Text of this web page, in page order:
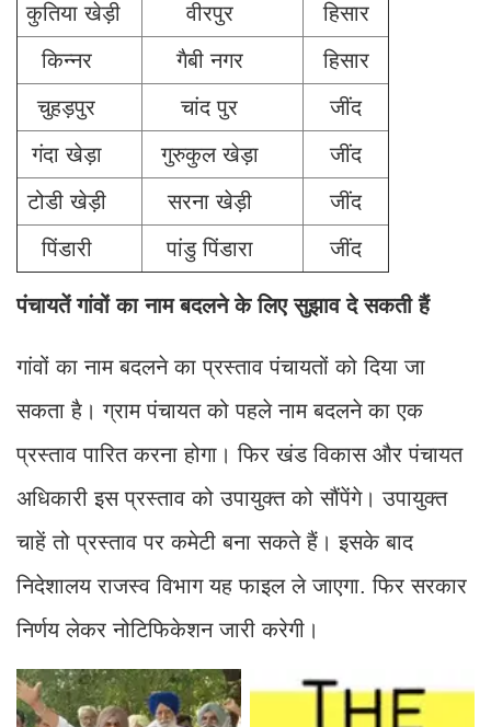
कुतिया खेड़ी
वीरपुर
हिसार
किन्नर
गैबी नगर
हिसार
चुहड़पुर
चांद पुर
जींद
गंदा खेड़ा
गुरुकुल खेड़ा
जींद
टोडी खेड़ी
सरना खेड़ी
जींद
पिंडारी
पांडु पिंडारा जींद
पंचायतें गांवों का नाम बदलने के लिए सुझाव दे सकती हैं
गांवों का नाम बदलने का प्रस्ताव पंचायतों को दिया जा
सकता है। ग्राम पंचायत को पहले नाम बदलने का एक
प्रस्ताव पारित करना होगा। फिर खंड विकास और पंचायत
अधिकारी इस प्रस्ताव को उपायुक्त को सौंपेंगे। उपायुक्त
चाहें तो प्रस्ताव पर कमेटी बना सकते हैं। इसके बाद
निदेशालय राजस्व विभाग यह फाइल ले जाएगा. फिर सरकार
निर्णय लेकर नोटिफिकेशन जारी करेगी।